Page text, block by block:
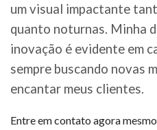
um visual impactante
quanto noturnas. Minha
inovação é evidente em
sempre buscando novas
encantar meus clientes.
Entre em contato agora